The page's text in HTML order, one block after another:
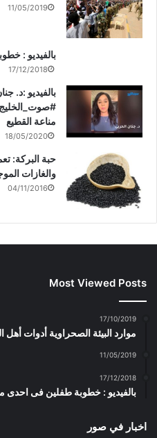
11/05/2019
بالفيديو :
17/12/2018
بالفيديو :د.
مناعة القطيع
18/05/2020
حبة البركة:
والغازات
04/11/2016
Most Viewed Posts
17/10/2019
موارد البيئة الصحراوية أدوات
11/05/2019
17/12/2018
بالفيديو : خطوبة طفلين فى
اخبار في صور